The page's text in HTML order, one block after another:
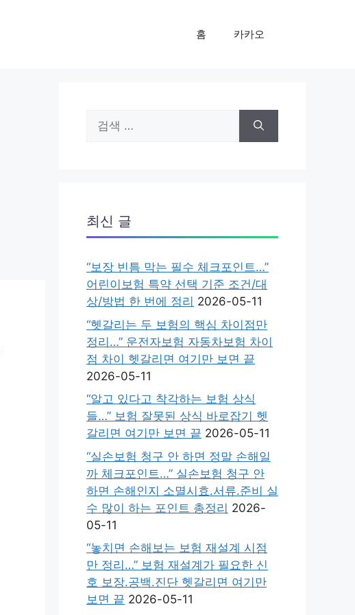
홈 카카오
색:
최신 글
“보장 빈틈 막는 필수 체크포인트…”
어린이보험 특약 선택 기준 조건/대
상/방법 한 번에 정리 2026-05-11
“헷갈리는 두 보험의 핵심 차이점만
정리…” 운전자보험 자동차보험 차이
점 차이 헷갈리면 여기만 보면 끝
2026-05-11
“알고 있다고 착각하는 보험 상식
들…” 보험 잘못된 상식 바로잡기 헷
갈리면 여기만 보면 끝 2026-05-11
“실손보험 청구 안 하면 정말 손해일
까 체크포인트…” 실손보험 청구 안
하면 손해인지 소멸시효.서류.준비 실
수 많이 하는 포인트 총정리 2026-
05-11
“놓치면 손해보는 보험 재설계 시점
만 정리…” 보험 재설계가 필요한 신
호 보장.공백.진단 헷갈리면 여기만
보면 끝 2026-05-11